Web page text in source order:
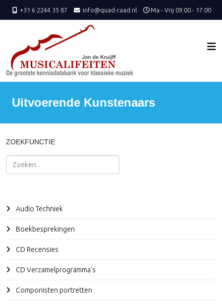
+31 6 2244 35 87 info@quad-raad.nl Ma - Vrij 09:00 - 17:00
Uitvoerende Kunstenaars
ZOEKFUNCTIE
Zoeken
Audio Techniek
Boekbesprekingen
CD Recensies
CD Verzamelprogramma's
Componisten portretten